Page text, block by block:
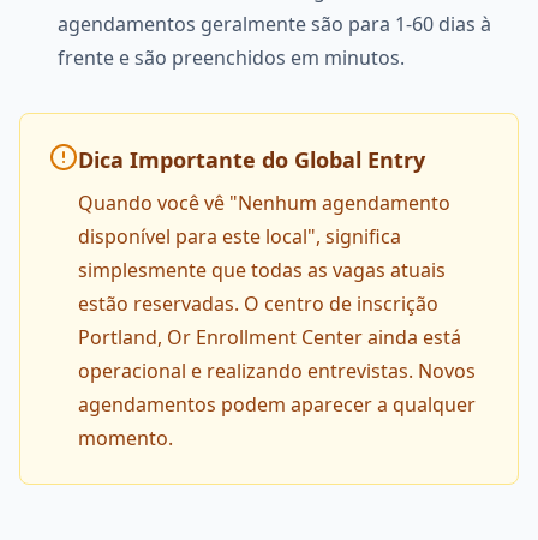
agendamentos geralmente são para 1-60 dias à
frente e são preenchidos em minutos.
Dica Importante do Global Entry
Quando você vê "Nenhum agendamento
disponível para este local", significa
simplesmente que todas as vagas atuais
estão reservadas. O centro de inscrição
Portland, Or Enrollment Center ainda está
operacional e realizando entrevistas. Novos
agendamentos podem aparecer a qualquer
momento.